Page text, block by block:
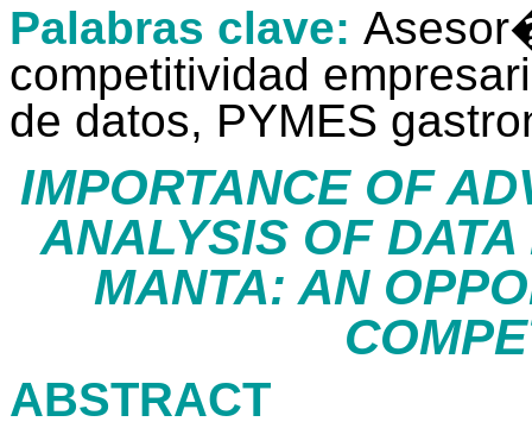
Palabras clave:
competitividad
de datos, PYMES
IMPORTANCE OF
ANALYSIS OF
MANTA: AN
ABSTRACT